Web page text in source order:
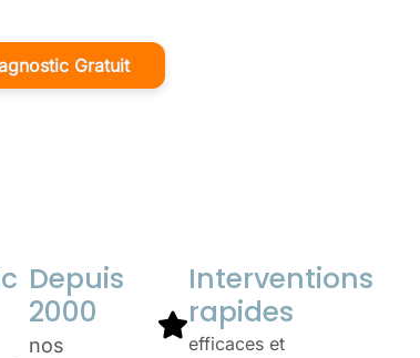
Gratuit
Depuis
2000
nos
Interventions
rapides
efficaces et